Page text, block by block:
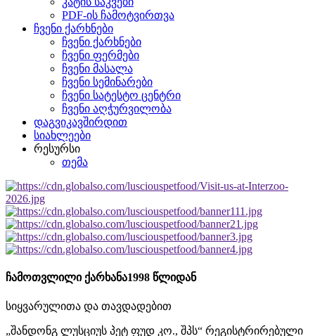
PDF-ის ჩამოტვირთვა
ჩვენი ქარხნები
ჩვენი ქარხნები
ჩვენი ფერმები
ჩვენი მასალა
ჩვენი სემინარები
ჩვენი სატესტო ცენტრი
ჩვენი აღჭურვილობა
დაგვიკავშირდით
სიახლეები
რესურსი
თემა
ჩამოთვლილი ქარხანა1998 წლიდან
სიყვარულითა და თავდადებით
„შანდონგ ლუსციუს პეტ ფუდ კო., შპს“ რეგისტრირებული